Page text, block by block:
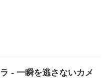
- 一瞬を逃さないカメ